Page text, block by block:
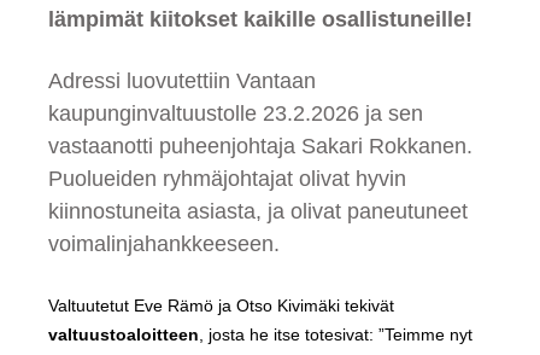
lämpimät kiitokset kaikille osallistuneille!
Adressi luovutettiin Vantaan
kaupunginvaltuustolle 23.2.2026 ja sen
vastaanotti puheenjohtaja Sakari Rokkanen.
Puolueiden ryhmäjohtajat olivat hyvin
kiinnostuneita asiasta, ja olivat paneutuneet
voimalinjahankkeeseen.
Valtuutetut Eve Rämö ja Otso Kivimäki tekivät
valtuustoaloitteen , josta he itse totesivat: ”Teimme nyt